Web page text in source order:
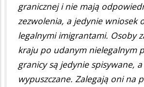
granicznej i nie mają
zezwolenia, a jedynie wniosek
legalnymi imigrantami. Osoby
kraju po udanym nielegalnym
granicy są jedynie spisywane,
wypuszczane. Zalegają oni na